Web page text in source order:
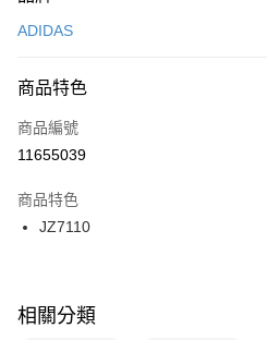
台灣樂天信用卡公司
便利好安心！
３．安心：先確認商品／服務後，再付款。
【「AFTEE先享後付」結帳流程】
１．於結帳方式選擇「AFTEE先享後付」
２．訂單成立數日內，您將收到繳費通知
３．收到繳費通知簡訊後14天內，點擊此
ATM／網路銀行／等多元方式進行付款，
※ 交易是否成功請以「AFTEE先享後付
是否繳費成功／繳費後需取消欲退款等相
運送方式
每筆NT$100，滿NT$1,500(含以上)
宅配
每筆NT$100，滿NT$1,500(含以上)
付款後門市自取
每筆NT$100，滿NT$1,500(含以上)
ADIDAS
商品特色
商品編號
11655039
商品特色
JZ7110
相關分類